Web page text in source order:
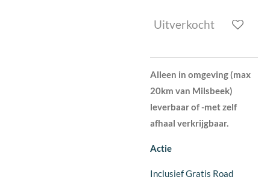
Uitverkocht
Alleen in omgeving (max
20km van Milsbeek)
leverbaar of -met zelf
afhaal verkrijgbaar.
Actie
Inclusief Gratis Road